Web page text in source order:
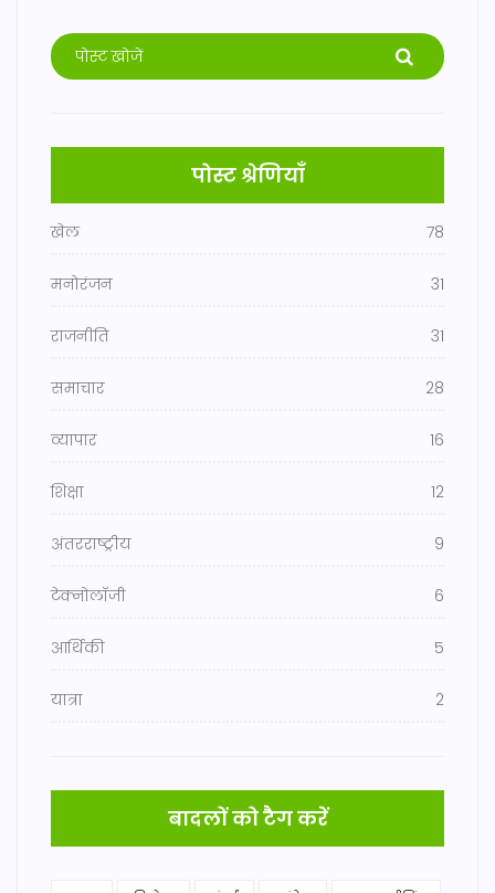
पोस्ट श्रेणियाँ
खेल 78
मनोरंजन 31
राजनीति 31
समाचार 28
व्यापार 16
शिक्षा 12
अंतरराष्ट्रीय 9
टेक्नोलॉजी 6
आर्थिकी 5
यात्रा 2
बादलों को टैग करें